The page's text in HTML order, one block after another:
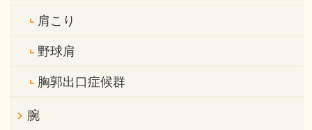
肩こり
野球肩
胸郭出口症候群
腕